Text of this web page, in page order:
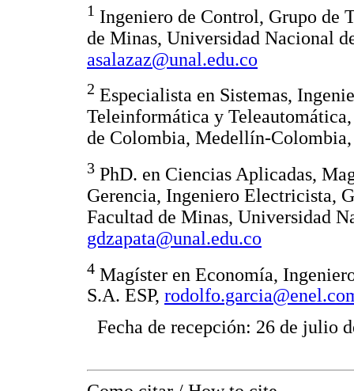
1 Ingeniero de Control, Grupo de
de Minas, Universidad Nacional
asalazaz@unal.edu.co
2 Especialista en Sistemas,
Teleinformática y
de Colombia, Medellín-
3 PhD. en Ciencias Aplicadas,
Gerencia, Ingeniero Electricista,
Facultad de Minas, Universidad
gdzapata@unal.edu.co
4 Magíster en Economía,
S.A. ESP,
Fecha de recepción: 26 de julio